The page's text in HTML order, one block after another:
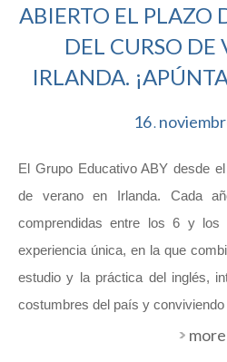
ABIERTO EL PLAZO
DEL CURSO DE
IRLANDA.
16.
El Grupo Educativo ABY desde
de verano en Irlanda. Cada
comprendidas entre los 6 y los
experiencia única, en la que
estudio y la práctica del inglés,
costumbres del país y
more